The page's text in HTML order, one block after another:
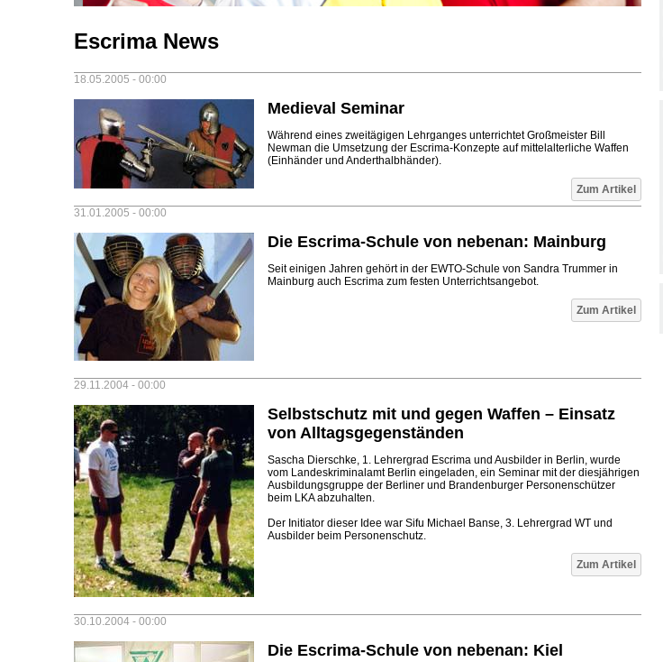
Escrima News
18.05.2005 - 00:00
Medieval Seminar
Während eines zweitägigen Lehrganges unterrichtet Großmeister Bill
Newman die Umsetzung der Escrima-Konzepte auf mittelalterliche Waffen
(Einhänder und Anderthalbhänder).
Zum Artikel
31.01.2005 - 00:00
Die Escrima-Schule von nebenan: Mainburg
Seit einigen Jahren gehört in der EWTO-Schule von Sandra Trummer in
Mainburg auch Escrima zum festen Unterrichtsangebot.
Zum Artikel
29.11.2004 - 00:00
Selbstschutz mit und gegen Waffen – Einsatz
von Alltagsgegenständen
Sascha Dierschke, 1. Lehrergrad Escrima und Ausbilder in Berlin, wurde
vom Landeskriminalamt Berlin eingeladen, ein Seminar mit der diesjährigen
Ausbildungsgruppe der Berliner und Brandenburger Personenschützer
beim LKA abzuhalten.
Der Initiator dieser Idee war Sifu Michael Banse, 3. Lehrergrad WT und
Ausbilder beim Personenschutz.
Zum Artikel
30.10.2004 - 00:00
Die Escrima-Schule von nebenan: Kiel